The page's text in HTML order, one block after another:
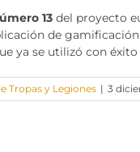
13 del proyecto
de gamificación
ya se utilizó con
Tropas y Legiones | 3